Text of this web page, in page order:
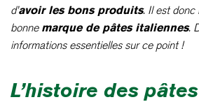
d’avoir les bons produits. Il est donc
bonne marque de pâtes italiennes.
informations essentielles sur ce point !
L’histoire des